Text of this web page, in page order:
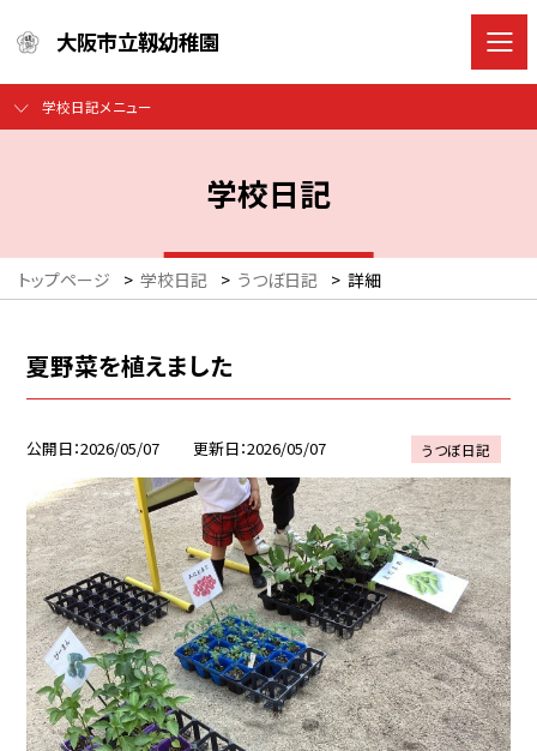
大阪市立靱幼稚園
学校日記メニュー
学校日記
トップページ > 学校日記 > うつぼ日記 > 詳細
夏野菜を植えました
公開日 2026/05/07 更新日 2026/05/07 うつぼ日記